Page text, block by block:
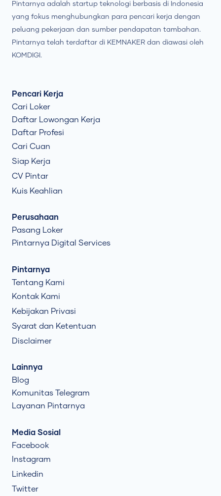
Pintarnya adalah startup teknologi berbasis di Indonesia
yang fokus menghubungkan para pencari kerja dengan
peluang pekerjaan dan sumber pendapatan tambahan.
Pintarnya telah terdaftar di KEMNAKER dan diawasi oleh
KOMDIGI.
Pencari Kerja
Cari Loker
Daftar Lowongan Kerja
Daftar Profesi
Cari Cuan
Siap Kerja
CV Pintar
Kuis Keahlian
Perusahaan
Pasang Loker
Pintarnya Digital Services
Pintarnya
Tentang Kami
Kontak Kami
Kebijakan Privasi
Syarat dan Ketentuan
Disclaimer
Lainnya
Blog
Komunitas Telegram
Layanan Pintarnya
Media Sosial
Facebook
Instagram
Linkedin
Twitter